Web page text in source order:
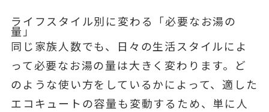
ライフスタイル別に変わる「必要なお湯の
量」
同じ家族人数でも、日々の生活スタイルによ
って必要なお湯の量は大きく変わります。ど
のような使い方をしているかによって、適した
エコキュートの容量も変動するため、単に人